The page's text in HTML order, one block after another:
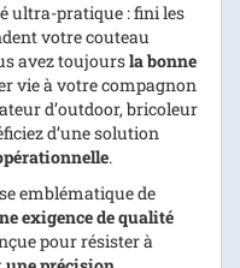
ultra-pratique : fini les
votre couteau
avez toujoursla bonne
vie à votre compagnon
d’outdoor, bricoleur
d’une solution
.
emblématique de
exigence de qualité
pour résister à